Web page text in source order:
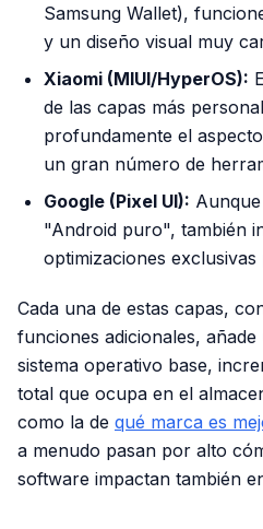
Samsung Wallet),
y un diseño visual muy
Xiaomi (MIUI/HyperOS):
de las capas más
profundamente el
un gran número de
Google (Pixel UI):
"Android puro", también
optimizaciones
Cada una de estas capas,
funciones adicionales,
sistema operativo base,
total que ocupa en el
como la de qué marca es
a menudo pasan por alto
software impactan también